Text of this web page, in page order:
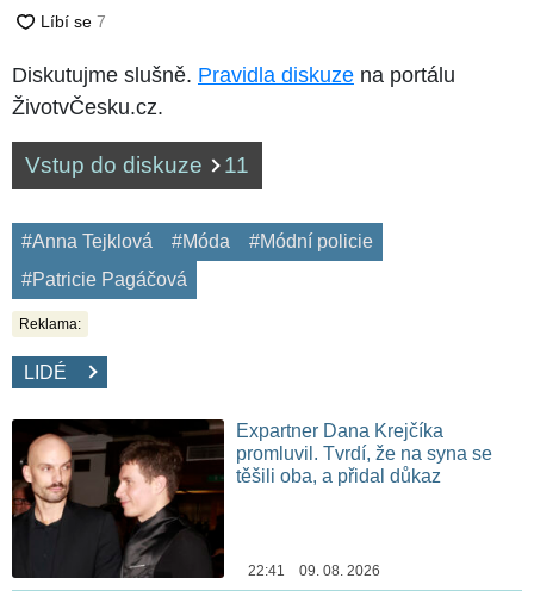
Diskutujme slušně. Pravidla diskuze na portálu
ŽivotvČesku.cz.
Vstup do diskuze 11
#Anna Tejklová #Móda
#Módní policie
#Patricie Pagáčová
Reklama:
LIDÉ
Expartner Dana Krejčíka
promluvil. Tvrdí, že na syna se
těšili oba, a přidal důkaz
22:41 09. 08. 2026